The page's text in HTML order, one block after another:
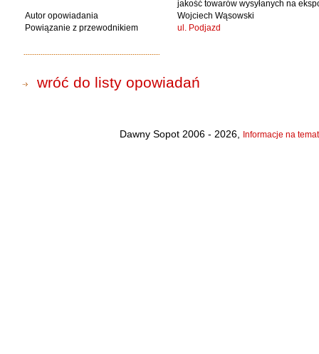
jakość towarów wysyłanych na
Autor opowiadania
Wojciech Wąsowski
Powiązanie z przewodnikiem
ul. Podjazd
wróć do listy opowiadań
Dawny Sopot 2006 - 2026, Informacje na